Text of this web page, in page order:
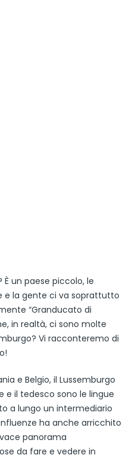
un paese piccolo, le
e la gente ci va soprattutto
“Granducato di
in realtà, ci sono molte
Vi racconteremo di
e Belgio, il Lussemburgo
e il tedesco sono le lingue
a lungo un intermediario
ha anche arricchito
panorama
da fare e vedere in